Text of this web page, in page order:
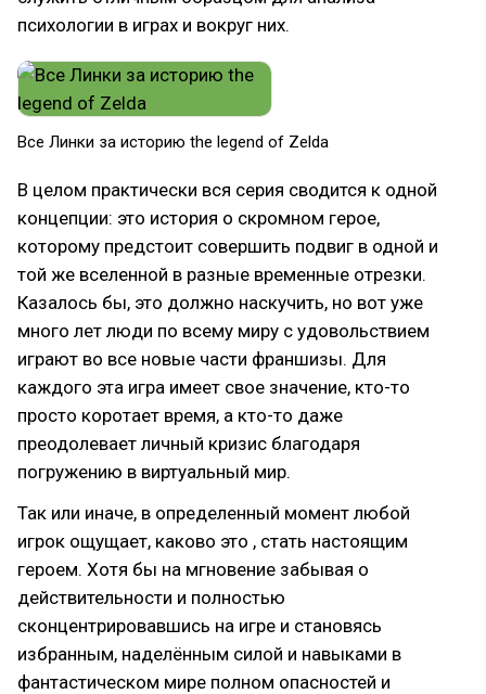
психологии в играх и вокруг них.
Все Линки за историю the legend of Zelda
В целом практически вся серия сводится к одной
концепции: это история о скромном герое,
которому предстоит совершить подвиг в одной и
той же вселенной в разные временные отрезки.
Казалось бы, это должно наскучить, но вот уже
много лет люди по всему миру с удовольствием
играют во все новые части франшизы. Для
каждого эта игра имеет свое значение, кто-то
просто коротает время, а кто-то даже
преодолевает личный кризис благодаря
погружению в виртуальный мир.
Так или иначе, в определенный момент любой
игрок ощущает, каково это , стать настоящим
героем. Хотя бы на мгновение забывая о
действительности и полностью
сконцентрировавшись на игре и становясь
избранным, наделённым силой и навыками в
фантастическом мире полном опасностей и